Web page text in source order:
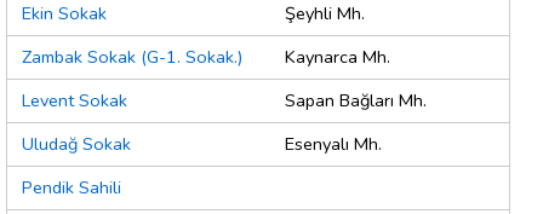
Ekin Sokak
Şeyhli Mh.
Zambak Sokak (G-1. Sokak.)
Kaynarca Mh.
Levent Sokak
Sapan Bağları Mh.
Uludağ Sokak
Esenyalı Mh.
Pendik Sahili